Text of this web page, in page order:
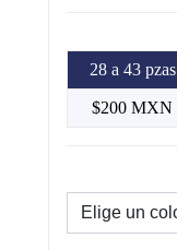
28 a 43 pzas
$200 MXN